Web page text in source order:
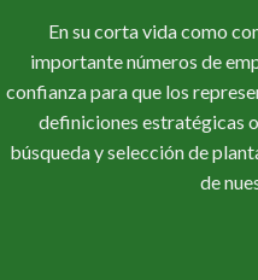
En su corta vida como
importante números de
confianza para que los
definiciones estratégicas
búsqueda y selección de
de